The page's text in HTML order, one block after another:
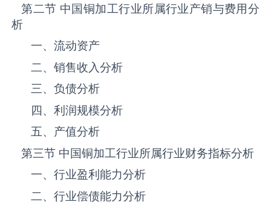
第二节 中国‌‌‌‌‌‌‌铜加工‌‌‌‌‌‌‌‌‌‌‌‌‌‌‌‌‌‌‌行业所属行业产销与费用分
析
一、流动资产
二、销售收入分析
三、负债分析
四、利润规模分析
五、产值分析
第三节 中国‌‌‌‌‌‌‌铜加工‌‌‌‌‌‌‌‌‌‌‌‌‌‌‌‌‌‌‌行业所属行业财务指标分析
一、行业盈利能力分析
二、行业偿债能力分析